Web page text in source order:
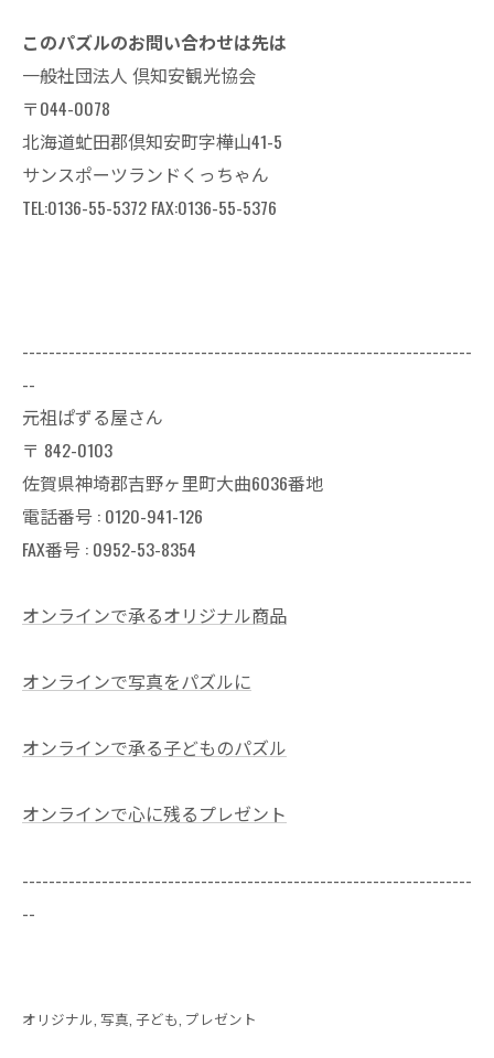
このパズルのお問い合わせは先は
一般社団法人 倶知安観光協会
〒044-0078
北海道虻田郡倶知安町字樺山41-5
サンスポーツランドくっちゃん
TEL:0136-55-5372 FAX:0136-55-5376
--------------------------------------------------------------------
--
元祖ぱずる屋さん
〒 842-0103
佐賀県神埼郡吉野ヶ里町大曲6036番地
電話番号 : 0120-941-126
FAX番号 : 0952-53-8354
オンラインで承るオリジナル商品
オンラインで写真をパズルに
オンラインで承る子どものパズル
オンラインで心に残るプレゼント
--------------------------------------------------------------------
--
オリジナル 写真 子ども プレゼント